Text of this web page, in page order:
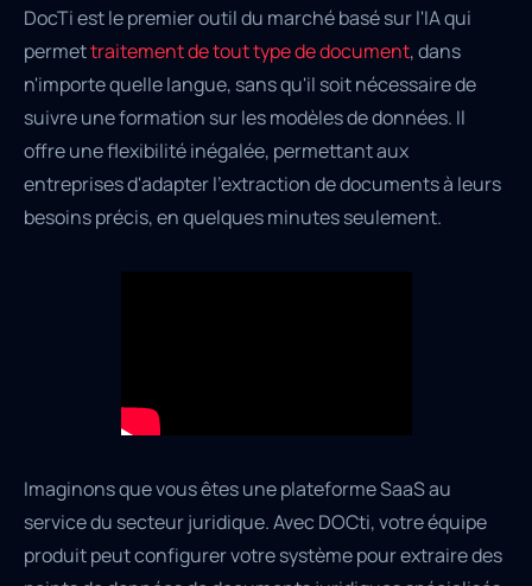
DocTi est le premier outil du marché basé sur l'IA qui
permettraitement de tout type de document, dans
n'importe quelle langue, sans qu'il soit nécessaire de
suivre une formation sur les modèles de données. Il
offre une flexibilité inégalée, permettant aux
entreprises d'adapter l'extraction de documents à leurs
besoins précis, en quelques minutes seulement.
Imaginons que vous êtes une plateforme SaaS au
service du secteur juridique. Avec DOCti, votre équipe
produit peut configurer votre système pour extraire des